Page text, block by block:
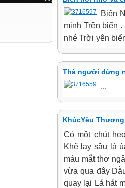
Biển
minh Trên biển
nhé Trời yên
Thà người đừng
...
KhúcYêu Thương
Có một chút
Khẽ lay sầu lá
màu mắt thơ
vừa qua đây
quay lại Lá hát